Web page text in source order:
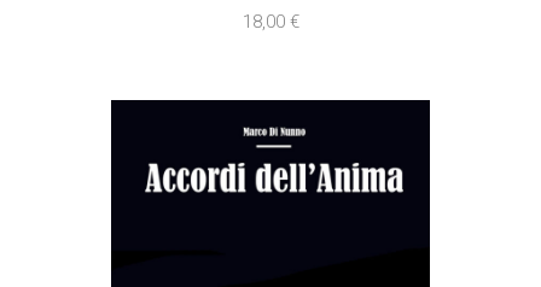
18,00 €